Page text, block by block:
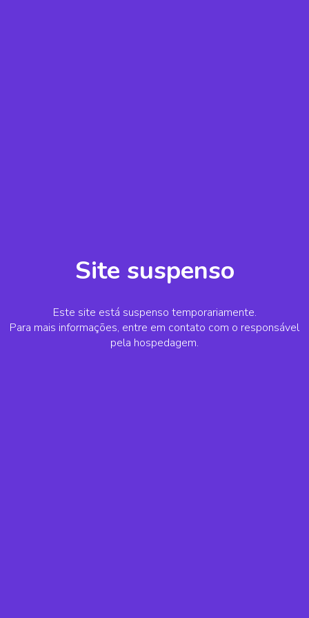
Site suspenso
Este site está suspenso temporariamente.
Para mais informações, entre em contato com o responsável
pela hospedagem.